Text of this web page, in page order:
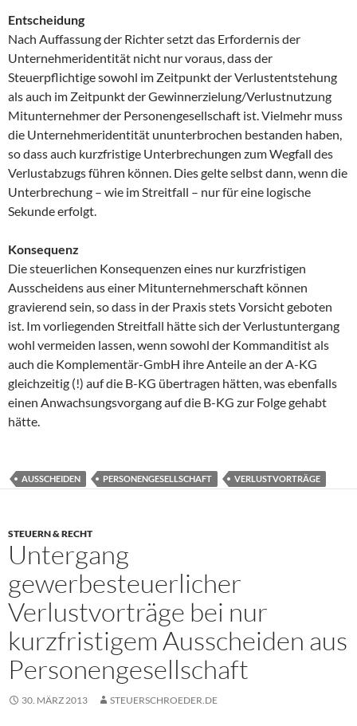
Entscheidung
Nach Auffassung der Richter setzt das Erfordernis der
Unternehmeridentität nicht nur voraus, dass der
Steuerpflichtige sowohl im Zeitpunkt der Verlustentstehung
als auch im Zeitpunkt der Gewinnerzielung/Verlustnutzung
Mitunternehmer der Personengesellschaft ist. Vielmehr muss
die Unternehmeridentität ununterbrochen bestanden haben,
so dass auch kurzfristige Unterbrechungen zum Wegfall des
Verlustabzugs führen können. Dies gelte selbst dann, wenn die
Unterbrechung – wie im Streitfall – nur für eine logische
Sekunde erfolgt.
Konsequenz
Die steuerlichen Konsequenzen eines nur kurzfristigen
Ausscheidens aus einer Mitunternehmerschaft können
gravierend sein, so dass in der Praxis stets Vorsicht geboten
ist. Im vorliegenden Streitfall hätte sich der Verlustuntergang
wohl vermeiden lassen, wenn sowohl der Kommanditist als
auch die Komplementär-GmbH ihre Anteile an der A-KG
gleichzeitig (!) auf die B-KG übertragen hätten, was ebenfalls
einen Anwachsungsvorgang auf die B-KG zur Folge gehabt
hätte.
AUSSCHEIDEN PERSONENGESELLSCHAFT VERLUSTVORTRÄGE
STEUERN & RECHT
Untergang
gewerbesteuerlicher
Verlustvorträge bei nur
kurzfristigem Ausscheiden aus
Personengesellschaft
30. MÄRZ 2013 STEUERSCHROEDER.DE